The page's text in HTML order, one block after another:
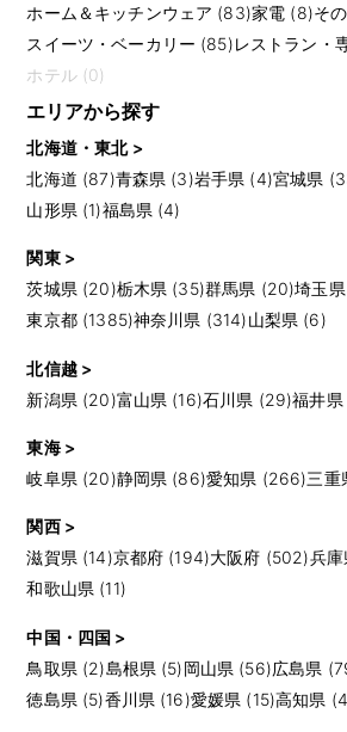
ホーム＆キッチンウェア (83)家電 (8)そ
スイーツ・ベーカリー (85)レストラン・
ホテル (0)
エリアから探す
北海道・東北 >
北海道 (87)青森県 (3)岩手県 (4)宮城県
山形県 (1)福島県 (4)
関東 >
茨城県 (20)栃木県 (35)群馬県 (20)埼玉
東京都 (1385)神奈川県 (314)山梨県 (6)
北信越 >
新潟県 (20)富山県 (16)石川県 (29)福井
東海 >
岐阜県 (20)静岡県 (86)愛知県 (266)三重
関西 >
滋賀県 (14)京都府 (194)大阪府 (502)兵
和歌山県 (11)
中国・四国 >
鳥取県 (2)島根県 (5)岡山県 (56)広島県
徳島県 (5)香川県 (16)愛媛県 (15)高知県